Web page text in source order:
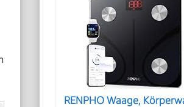
RENPHO Waage,